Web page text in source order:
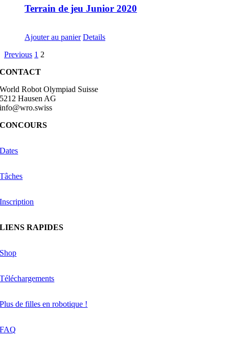
Terrain de jeu Junior 2020
Ajouter au panier Details
Previous 1 2
CONTACT
World Robot Olympiad Suisse
5212 Hausen AG
info@wro.swiss
CONCOURS
Dates
Tâches
Inscription
LIENS RAPIDES
Shop
Téléchargements
Plus de filles en robotique !
FAQ